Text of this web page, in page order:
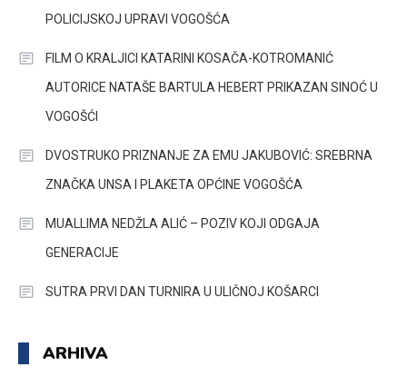
POLICIJSKOJ UPRAVI VOGOŠĆA
FILM O KRALJICI KATARINI KOSAČA-KOTROMANIĆ
AUTORICE NATAŠE BARTULA HEBERT PRIKAZAN SINOĆ U
VOGOŠĆI
DVOSTRUKO PRIZNANJE ZA EMU JAKUBOVIĆ: SREBRNA
ZNAČKA UNSA I PLAKETA OPĆINE VOGOŠĆA
MUALLIMA NEDŽLA ALIĆ – POZIV KOJI ODGAJA
GENERACIJE
SUTRA PRVI DAN TURNIRA U ULIČNOJ KOŠARCI
ARHIVA